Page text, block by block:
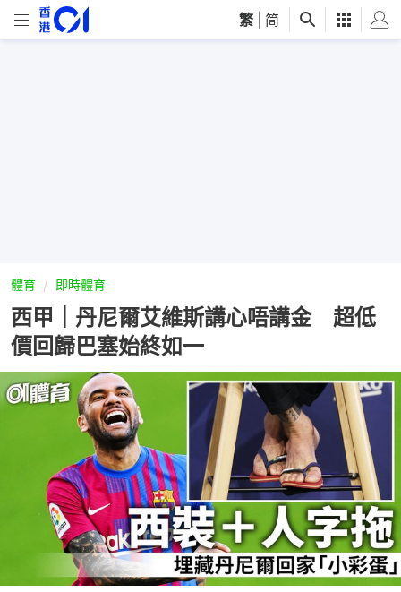
繁 简
體育 即時體育
西甲｜丹尼爾艾維斯講心唔講金 超低
價回歸巴塞始終如一